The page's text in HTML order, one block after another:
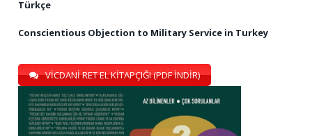
Türkçe
Conscientious Objection to Military Service in Turkey
VİCDANİ RET EL KİTAPÇIĞI (PDF İNDİR)